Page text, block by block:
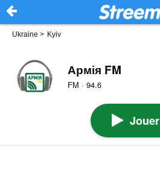
Ukraine > Kyiv
Армія FM
FM · 94.6
Jouer